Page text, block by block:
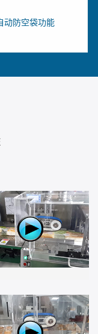
动防空袋功能